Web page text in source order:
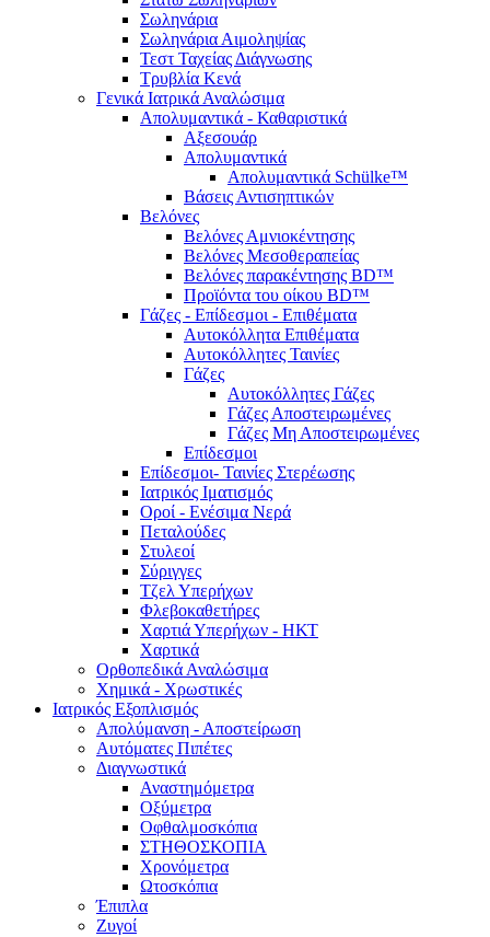
Σωληνάρια
Σωληνάρια Αιμοληψίας
Τεστ Ταχείας Διάγνωσης
Τρυβλία Κενά
Γενικά Ιατρικά Αναλώσιμα
Απολυμαντικά - Καθαριστικά
Αξεσουάρ
Απολυμαντικά
Απολυμαντικά Schülke™
Βάσεις Αντισηπτικών
Βελόνες
Βελόνες Αμνιοκέντησης
Βελόνες Μεσοθεραπείας
Βελόνες παρακέντησης BD™
Προϊόντα του οίκου BD™
Γάζες - Επίδεσμοι - Επιθέματα
Αυτοκόλλητα Επιθέματα
Αυτοκόλλητες Ταινίες
Γάζες
Αυτοκόλλητες Γάζες
Γάζες Αποστειρωμένες
Γάζες Μη Αποστειρωμένες
Επίδεσμοι
Επίδεσμοι- Ταινίες Στερέωσης
Ιατρικός Ιματισμός
Οροί - Ενέσιμα Νερά
Πεταλούδες
Στυλεοί
Σύριγγες
Τζελ Υπερήχων
Φλεβοκαθετήρες
Χαρτιά Υπερήχων - ΗΚΤ
Χαρτικά
Ορθοπεδικά Αναλώσιμα
Χημικά - Χρωστικές
Ιατρικός Εξοπλισμός
Απολύμανση - Αποστείρωση
Αυτόματες Πιπέτες
Διαγνωστικά
Αναστημόμετρα
Οξύμετρα
Οφθαλμοσκόπια
ΣΤΗΘΟΣΚΟΠΙΑ
Χρονόμετρα
Ωτοσκόπια
Έπιπλα
Ζυγοί